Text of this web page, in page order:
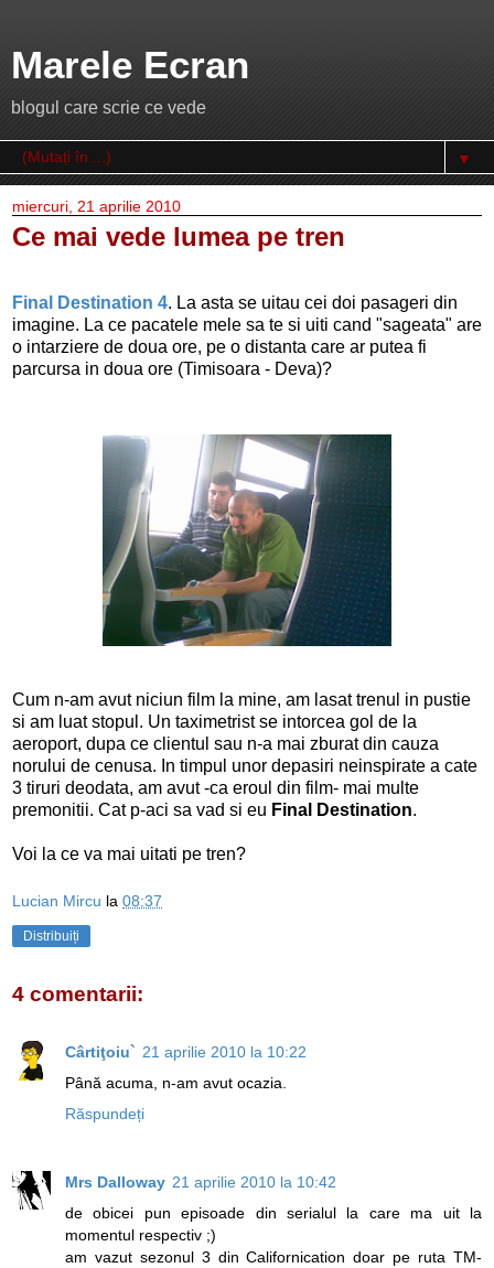
Marele Ecran
blogul care scrie ce vede
▼
miercuri, 21 aprilie 2010
Ce mai vede lumea pe tren
Final Destination 4. La asta se uitau cei doi pasageri din
imagine. La ce pacatele mele sa te si uiti cand "sageata" are
o intarziere de doua ore, pe o distanta care ar putea fi
parcursa in doua ore (Timisoara - Deva)?
Cum n-am avut niciun film la mine, am lasat trenul in pustie
si am luat stopul. Un taximetrist se intorcea gol de la
aeroport, dupa ce clientul sau n-a mai zburat din cauza
norului de cenusa. In timpul unor depasiri neinspirate a cate
3 tiruri deodata, am avut -ca eroul din film- mai multe
premonitii. Cat p-aci sa vad si eu Final Destination.
Voi la ce va mai uitati pe tren?
Lucian Mircu la 08:37
Distribuiți
4 comentarii:
Cârtiţoiu` 21 aprilie 2010 la 10:22
Până acuma, n-am avut ocazia.
Răspundeți
Mrs Dalloway 21 aprilie 2010 la 10:42
de obicei pun episoade din serialul la care ma uit la
momentul respectiv ;)
am vazut sezonul 3 din Californication doar pe ruta TM-